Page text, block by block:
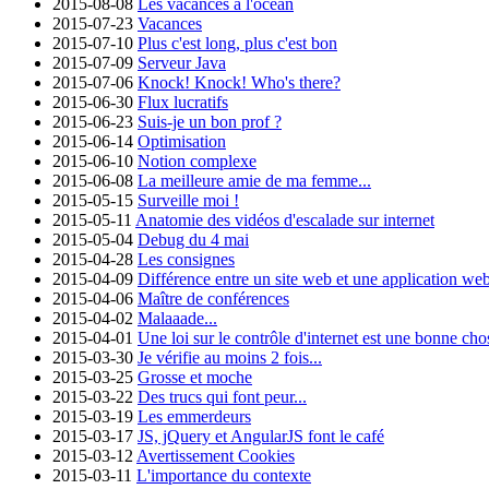
2015-07-23 Vacances
2015-07-10 Plus c'est long, plus c'est bon
2015-07-09 Serveur Java
2015-07-06 Knock! Knock! Who's there?
2015-06-30 Flux lucratifs
2015-06-23 Suis-je un bon prof ?
2015-06-14 Optimisation
2015-06-10 Notion complexe
2015-06-08 La meilleure amie de ma femme...
2015-05-15 Surveille moi !
2015-05-11 Anatomie des vidéos d'escalade sur internet
2015-05-04 Debug du 4 mai
2015-04-28 Les consignes
2015-04-09 Différence entre un site web et une application
2015-04-06 Maître de conférences
2015-04-02 Malaaade...
2015-04-01 Une loi sur le contrôle d'internet est une bonne
2015-03-30 Je vérifie au moins 2 fois...
2015-03-25 Grosse et moche
2015-03-22 Des trucs qui font peur...
2015-03-19 Les emmerdeurs
2015-03-17 JS, jQuery et AngularJS font le café
2015-03-12 Avertissement Cookies
2015-03-11 L'importance du contexte